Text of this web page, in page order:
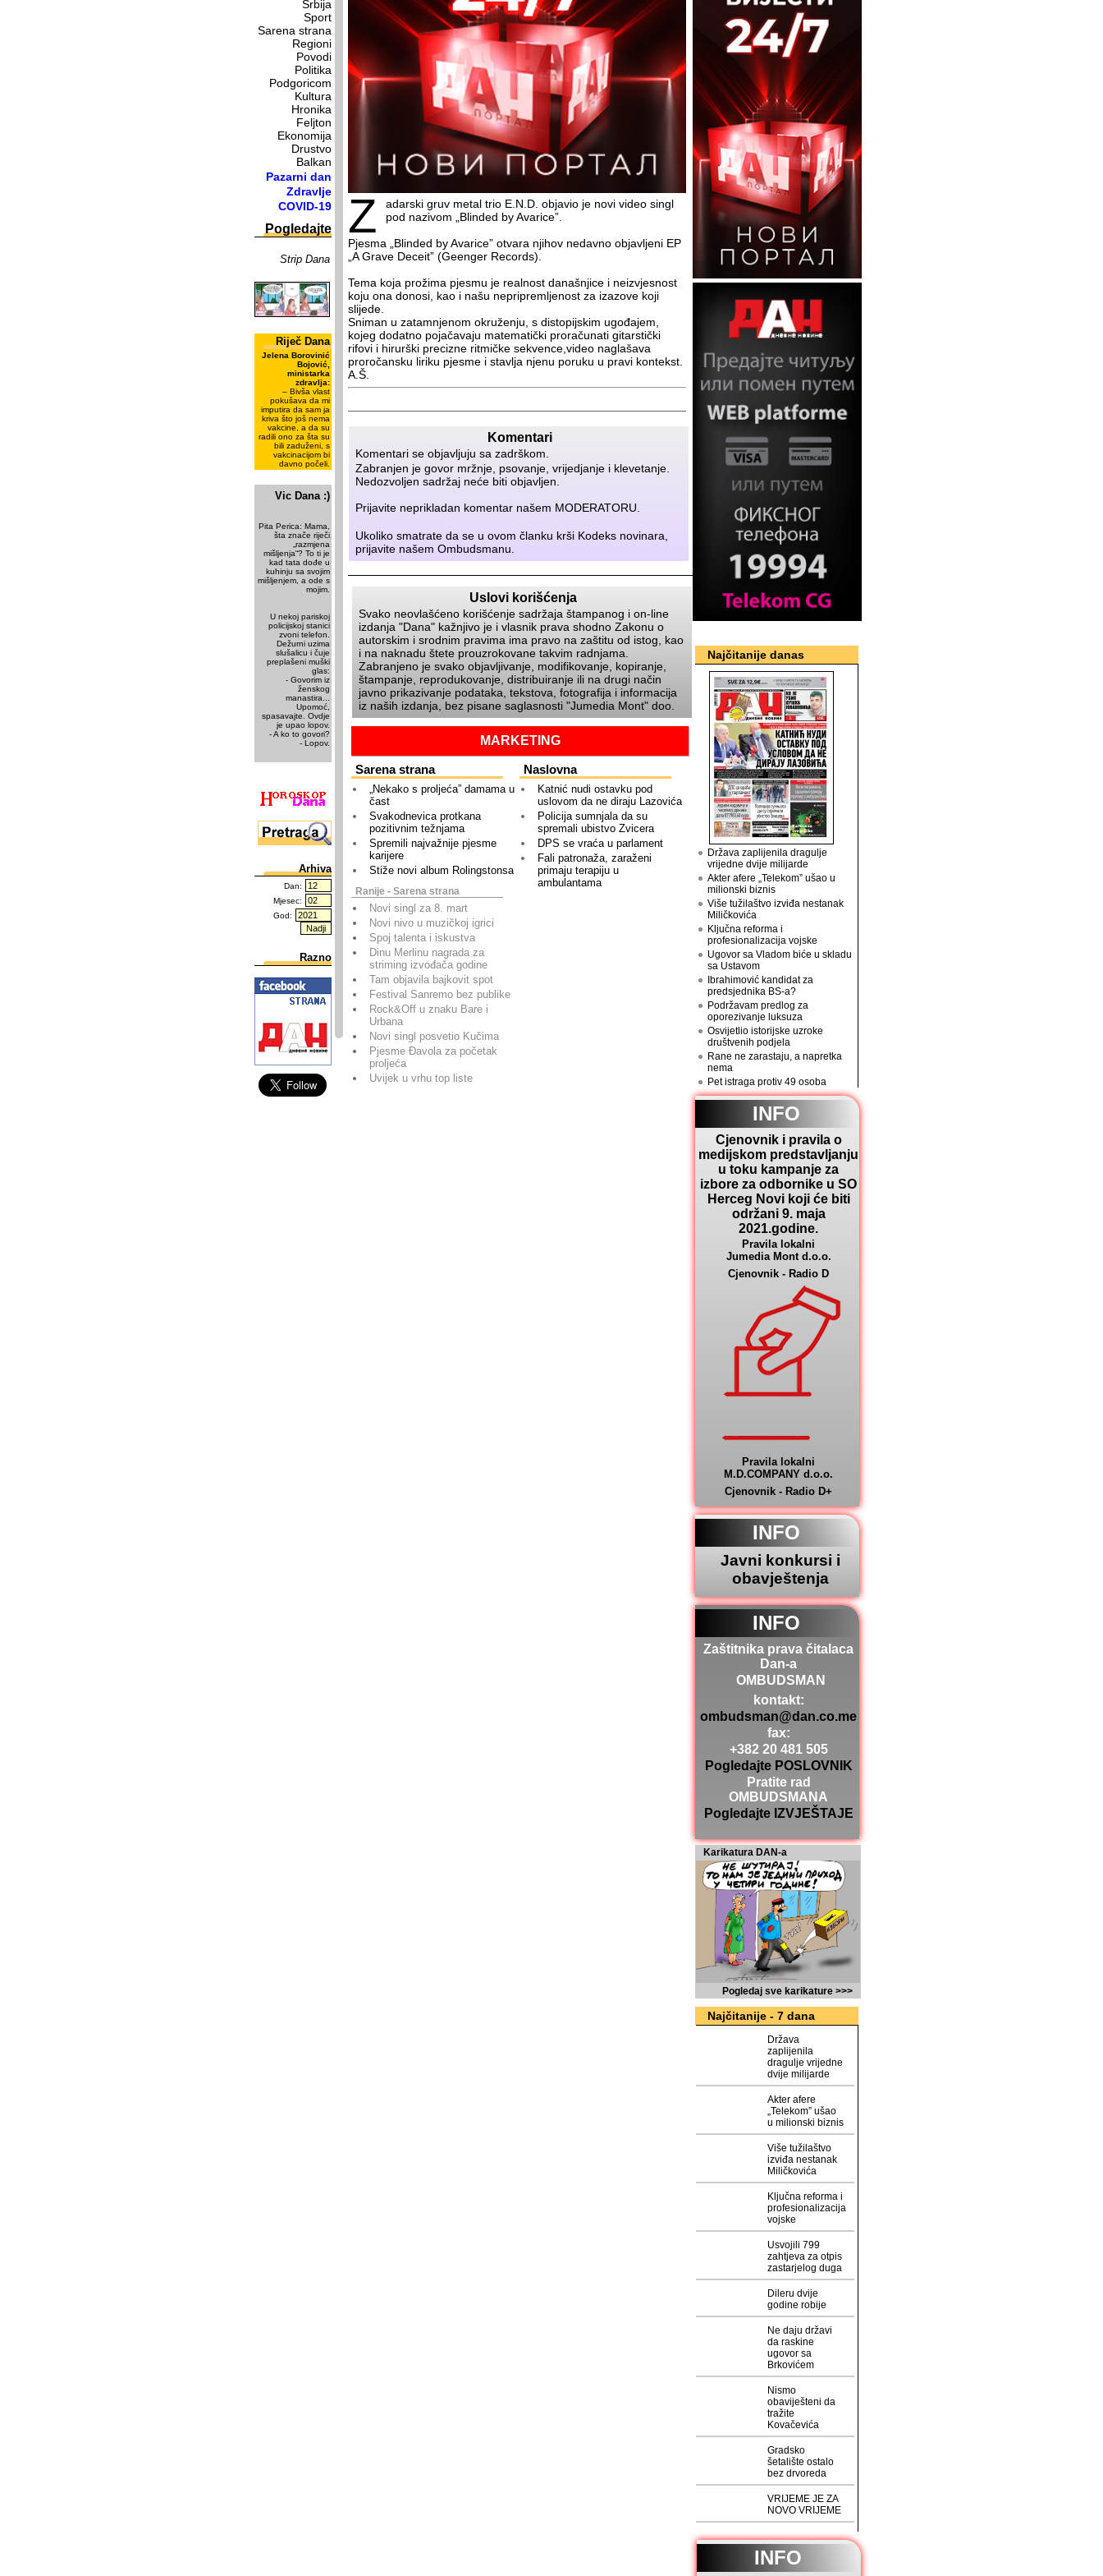
Srbija
Sport
Sarena strana
Regioni
Povodi
Politika
Podgoricom
Kultura
Hronika
Feljton
Ekonomija
Drustvo
Balkan
Pazarni dan
Zdravlje
COVID-19
Pogledajte
Strip Dana
Riječ Dana
Jelena Borovinić
Bojović,
ministarka
zdravlja:
– Bivša vlast
pokušava da mi
imputira da sam ja
kriva što još nema
vakcine, a da su
radili ono za šta su
bili zaduženi, s
vakcinacijom bi
davno počeli.
Vic Dana :)
Pita Perica: Mama,
šta znače riječi
„razmjena
mišljenja“? To ti je
kad tata dođe u
kuhinju sa svojim
mišljenjem, a ode s
mojim.
U nekoj pariskoj
policijskoj stanici
zvoni telefon.
Dežurni uzima
slušalicu i čuje
preplašeni muški
glas:
- Govorim iz
ženskog
manastira...
Upomoć,
spasavajte. Ovdje
je upao lopov.
- A ko to govori?
- Lopov.
Arhiva
Dan:
Mjesec:
God:
Razno
Z
adarski gruv metal trio E.N.D. objavio je novi video singl
pod nazivom „Blinded by Avarice”.
Pjesma „Blinded by Avarice” otvara njihov nedavno objavljeni EP
„A Grave Deceit” (Geenger Records).
Tema koja prožima pjesmu je realnost današnjice i neizvjesnost
koju ona donosi, kao i našu nepripremljenost za izazove koji
slijede.
Sniman u zatamnjenom okruženju, s distopijskim ugođajem,
kojeg dodatno pojačavaju matematički proračunati gitarstički
rifovi i hirurški precizne ritmičke sekvence,video naglašava
proročansku liriku pjesme i stavlja njenu poruku u pravi kontekst.
A.Š.
Komentari
Komentari se objavljuju sa zadrškom.
Zabranjen je govor mržnje, psovanje, vrijedjanje i klevetanje.
Nedozvoljen sadržaj neće biti objavljen.
Prijavite neprikladan komentar našem MODERATORU
Ukoliko smatrate da se u ovom članku krši Kodeks novinara,
prijavite našemOmbudsmanu
Uslovi korišćenja
Svako neovlašćeno korišćenje sadržaja štampanog i on-line
izdanja Dana
kažnjivo je i vlasnik prava shodno Zakonu o
autorskim i srodnim pravima ima pravo na zaštitu od istog, kao
i na naknadu štete prouzrokovane takvim radnjama.
Zabranjeno je svako objavljivanje, modifikovanje, kopiranje,
štampanje, reprodukovanje, distribuiranje ili na drugi način
javno prikazivanje podataka, tekstova, fotografija i informacija
iz naših izdanja, bez pisane saglasnosti Jumedia Mont doo.
MARKETING
Sarena strana
„Nekako s proljeća” damama u
čast
Svakodnevica protkana
pozitivnim težnjama
Spremili najvažnije pjesme
karijere
Stiže novi album Rolingstonsa
Ranije - Sarena strana
Novi singl za 8. mart
Novi nivo u muzičkoj igrici
Spoj talenta i iskustva
Dinu Merlinu nagrada za
striming izvođača godine
Tam objavila bajkovit spot
Festival Sanremo bez publike
Rock&Off u znaku Bare i
Urbana
Novi singl posvetio Kučima
Pjesme Đavola za početak
proljeća
Uvijek u vrhu top liste
Naslovna
Katnić nudi ostavku pod
uslovom da ne diraju Lazovića
Policija sumnjala da su
spremali ubistvo Zvicera
DPS se vraća u parlament
Fali patronaža, zaraženi
primaju terapiju u
ambulantama
Najčitanije danas
Država zaplijenila dragulje
vrijedne dvije milijarde
Akter afere „Telekom” ušao u
milionski biznis
Više tužilaštvo izviđa nestanak
Miličkovića
Ključna reforma i
profesionalizacija vojske
Ugovor sa Vladom biće u skladu
sa Ustavom
Ibrahimović kandidat za
predsjednika BS-a?
Podržavam predlog za
oporezivanje luksuza
Osvijetlio istorijske uzroke
društvenih podjela
Rane ne zarastaju, a napretka
nema
Pet istraga protiv 49 osoba
INFO
Cjenovnik i pravila o
medijskom predstavljanju
u toku kampanje za
izbore za odbornike u SO
Herceg Novi koji će biti
održani 9. maja
2021.godine.
Pravila lokalni
Jumedia Mont d.o.o.
Cjenovnik - Radio D
Pravila lokalni
M.D.COMPANY d.o.o.
Cjenovnik - Radio D+
INFO
Javni konkursi i
obavještenja
INFO
Zaštitnika prava čitalaca
Dan-a
OMBUDSMAN
kontakt:
ombudsman@dan.co.me
fax:
+382 20 481 505
Pogledajte POSLOVNIK
Pratite rad
OMBUDSMANA
Pogledajte IZVJEŠTAJE
Karikatura DAN-a
Pogledaj sve karikature >>>
Najčitanije - 7 dana
Država
zaplijenila
dragulje vrijedne
dvije milijarde
Akter afere
„Telekom” ušao
u milionski biznis
Više tužilaštvo
izviđa nestanak
Miličkovića
Ključna reforma i
profesionalizacija
vojske
Usvojili 799
zahtjeva za otpis
zastarjelog duga
Dileru dvije
godine robije
Ne daju državi
da raskine
ugovor sa
Brkovićem
Nismo
obaviješteni da
tražite
Kovačevića
Gradsko
šetalište ostalo
bez drvoreda
VRIJEME JE ZA
NOVO VRIJEME
INFO